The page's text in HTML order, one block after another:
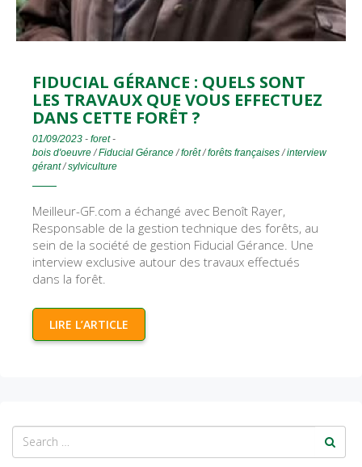
FIDUCIAL GÉRANCE : QUELS SONT
LES TRAVAUX QUE VOUS EFFECTUEZ
DANS CETTE FORÊT ?
01/09/2023 - foret-
bois d'oeuvre/Fiducial Gérance/forêt/forêts françaises/interview
gérant/sylviculture
Meilleur-GF.com a échangé avec Benoît Rayer,
Responsable de la gestion technique des forêts, au
sein de la société de gestion Fiducial Gérance. Une
interview exclusive autour des travaux effectués
dans la forêt.
LIRE L’ARTICLE